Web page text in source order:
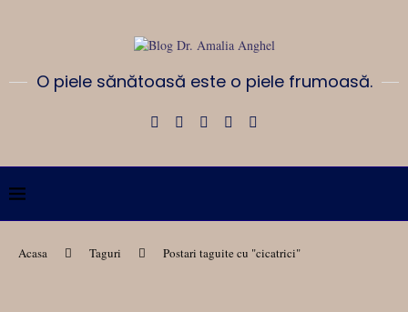
O piele sănătoasă este o piele frumoasă.
Acasa Taguri Postari taguite cu "cicatrici"